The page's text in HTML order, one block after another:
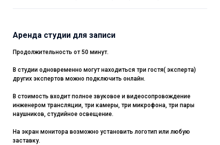
Аренда студии для записи
Продолжительность от 50 минут.
В студии одновременно могут находиться три гостя( эксперта)
других экспертов можно подключить онлайн.
В стоимость входит полное звуковое и видеосопровождение
инженером трансляции, три камеры, три микрофона, три пары
наушников, студийное освещение.
На экран монитора возможно установить логотип или любую
заставку.